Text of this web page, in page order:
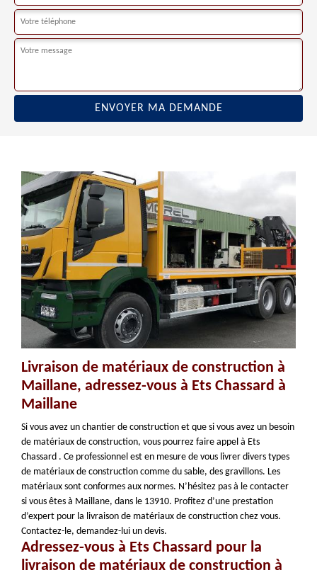
Livraison de matériaux de construction à
Maillane, adressez-vous à Ets Chassard à
Maillane
Si vous avez un chantier de construction et que si vous avez un besoin
de matériaux de construction, vous pourrez faire appel à Ets
Chassard . Ce professionnel est en mesure de vous livrer divers types
de matériaux de construction comme du sable, des gravillons. Les
matériaux sont conformes aux normes. N’hésitez pas à le contacter
si vous êtes à Maillane, dans le 13910. Profitez d’une prestation
d’expert pour la livraison de matériaux de construction chez vous.
Contactez-le, demandez-lui un devis.
Adressez-vous à Ets Chassard pour la
livraison de matériaux de construction à